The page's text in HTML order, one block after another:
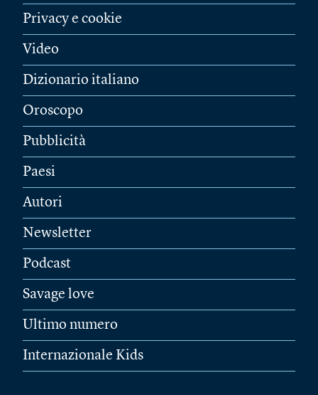
Privacy e cookie
Video
Dizionario italiano
Oroscopo
Pubblicità
Paesi
Autori
Newsletter
Podcast
Savage love
Ultimo numero
Internazionale Kids